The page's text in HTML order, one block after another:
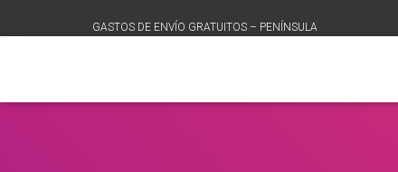
GASTOS DE ENVÍO GRATUITOS – PENÍNSULA